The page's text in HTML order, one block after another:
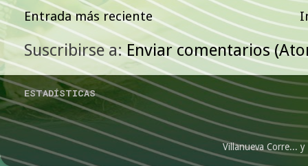
Entrada más reciente
Suscribirse a:Enviar comentarios
ESTADÍSTICAS
Villanueva Corre...